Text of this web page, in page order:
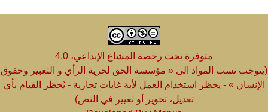
متوفرة تحت رخصة المشاع الإبداعي، 4.0
(يتوجب نسب المواد الى « مؤسسة الحق لحرية الرأي و التعبير وحقوق
الإنسان » - يحظر استخدام العمل لأية غايات تجارية - يُحظر القيام بأي
تعديل، تحوير أو تغيير في النص)